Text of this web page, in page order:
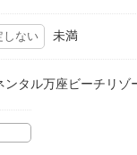
未満
ンタル万座ビーチリ